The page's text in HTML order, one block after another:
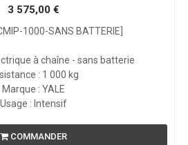
3 575,00€
1000-SANS BATTERIE]
à chaîne - sans batterie
: 1 000 kg
Marque : YALE
Usage : Intensif
COMMANDER